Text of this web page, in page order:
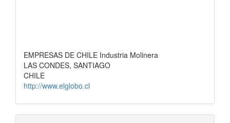
EMPRESAS DE CHILE Industria Molinera
LAS CONDES, SANTIAGO
CHILE
http://www.elglobo.cl